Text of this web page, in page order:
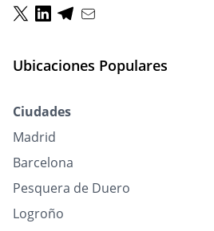
Ubicaciones Populares
Ciudades
Madrid
Barcelona
Pesquera de Duero
Logroño